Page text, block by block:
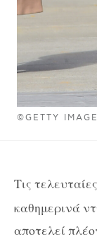
©GETTY
Τις
καθημερινά
αποτελεί